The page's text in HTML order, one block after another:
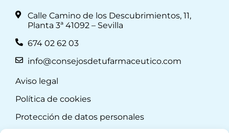
Calle Camino de los Descubrimientos, 11,
Planta 3ª 41092 – Sevilla
674 02 62 03
info@consejosdetufarmaceutico.com
Aviso legal
Política de cookies
Protección de datos personales